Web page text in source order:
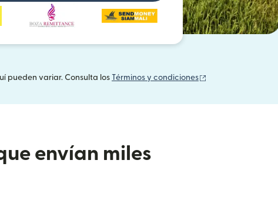
pueden variar. Consulta los Términos y condiciones
envían miles